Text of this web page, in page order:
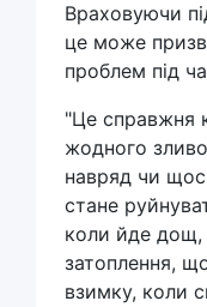
Враховуючи
це може
проблем під
"Це справжня
жодного
навряд чи
стане
коли йде дощ,
затоплення,
взимку, коли